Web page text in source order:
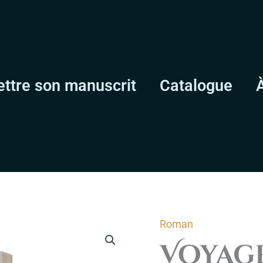
son manuscrit Catalogue
Roman
quantité
de